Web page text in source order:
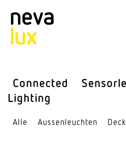
Connected
Lighting
Alle Aussen­leuchten